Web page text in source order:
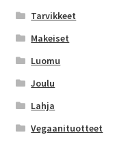
Tarvikkeet
Makeiset
Luomu
Joulu
Lahja
Vegaanituotteet